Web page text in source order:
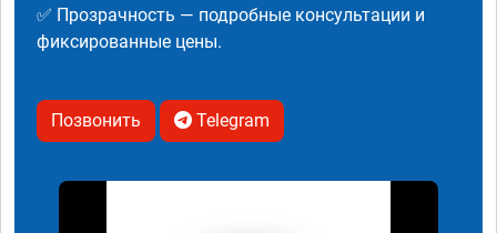
✅ Прозрачность — подробные консультации и
фиксированные цены.
Позвонить Telegram